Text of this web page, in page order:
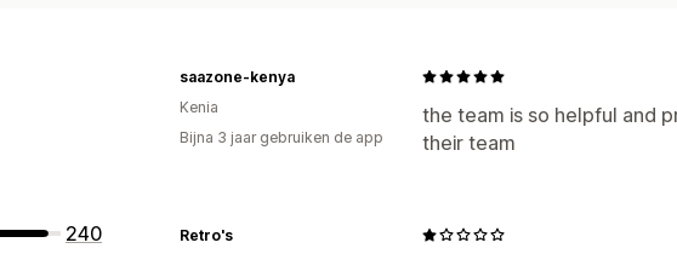
240
the team is so helpful and
their team
saazone-kenya
Kenia
Bijna 3 jaar gebruiken de app
Retro's